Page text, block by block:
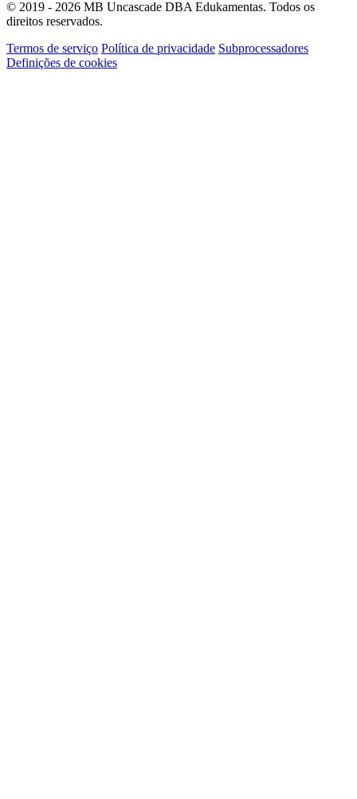
© 2019 - 2026 MB Uncascade DBA Edukamentas. Todos os
direitos reservados.
Termos de serviço Política de privacidade Subprocessadores
Definições de cookies